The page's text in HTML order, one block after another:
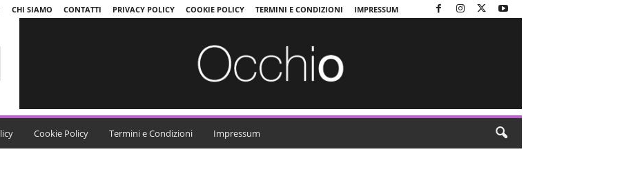
CHI SIAMO CONTATTI PRIVACY POLICY COOKIE POLICY TERMINI E CONDIZIONI IMPRESSUM
Cookie Policy Termini e Condizioni Impressum